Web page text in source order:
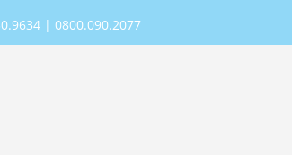
| 0800.090.2077